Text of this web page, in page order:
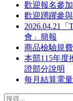
歡迎報名參
歡迎踴躍參
2026.04.21
會」簡報
商品檢驗規
本部115年度
證部分說明
每月結算電